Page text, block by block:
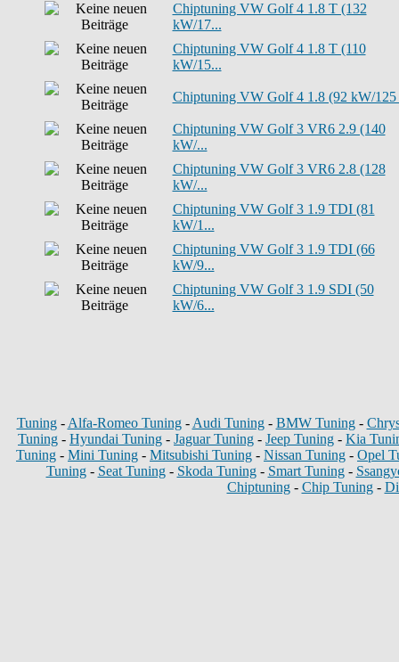
Chiptuning VW Golf 4 1.8 T (132
kW/17...
Chiptuning VW Golf 4 1.8 T (110
kW/15...
Chiptuning VW Golf 4 1.8 (92 kW/125
Chiptuning VW Golf 3 VR6 2.9 (140
kW/...
Chiptuning VW Golf 3 VR6 2.8 (128
kW/...
Chiptuning VW Golf 3 1.9 TDI (81
kW/1...
Chiptuning VW Golf 3 1.9 TDI (66
kW/9...
Chiptuning VW Golf 3 1.9 SDI (50
kW/6...
Tuning- Alfa-Romeo Tuning- Audi Tuning- BMW Tuning-
Tuning - Hyundai Tuning - Jaguar Tuning - Jeep Tuning - Kia
Tuning - Mini Tuning - Mitsubishi Tuning - Nissan Tuning - Opel
Tuning- Seat Tuning- Skoda Tuning- Smart Tuning-
Chiptuning- Chip Tuning-